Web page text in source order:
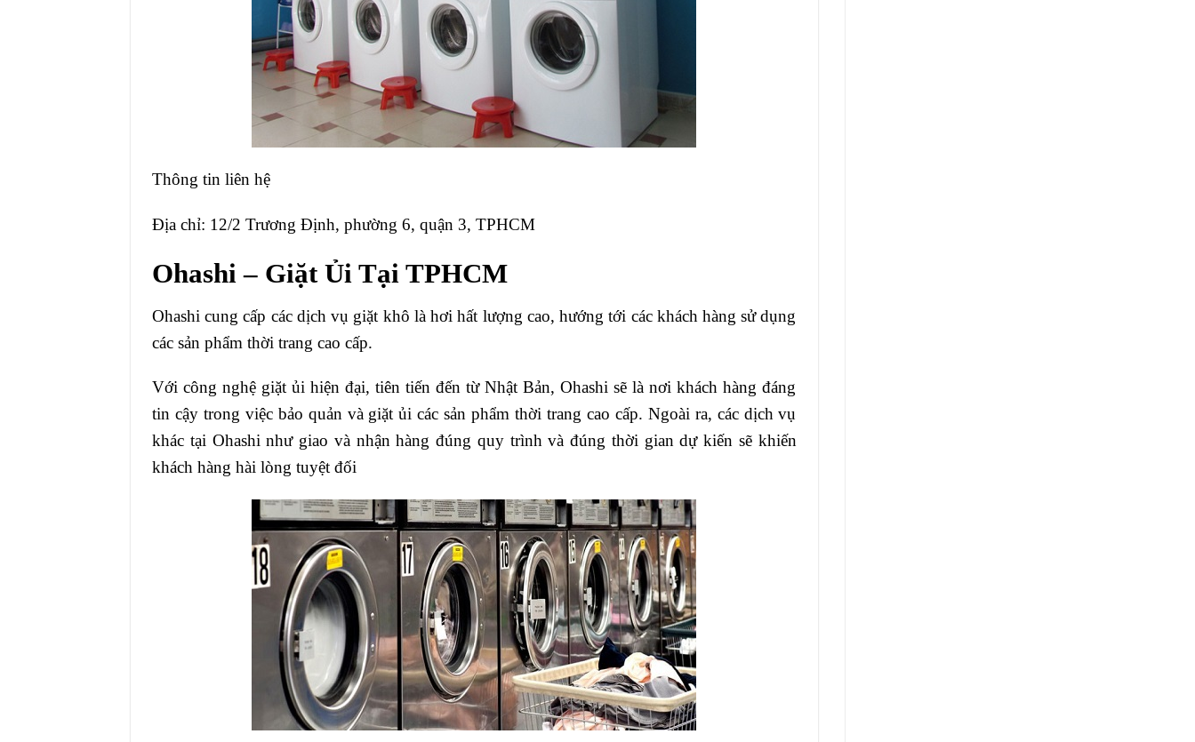
Thông tin liên hệ
Địa chỉ: 12/2 Trương Định, phường 6, quận 3, TPHCM
Ohashi – Giặt Ủi Tại TPHCM
Ohashi cung cấp các dịch vụ giặt khô là hơi hất lượng cao, hướng tới các khách hàng sử dụng
các sản phẩm thời trang cao cấp.
Với công nghệ giặt ủi hiện đại, tiên tiến đến từ Nhật Bản, Ohashi sẽ là nơi khách hàng đáng
tin cậy trong việc bảo quản và giặt ủi các sản phẩm thời trang cao cấp. Ngoài ra, các dịch vụ
khác tại Ohashi như giao và nhận hàng đúng quy trình và đúng thời gian dự kiến sẽ khiến
khách hàng hài lòng tuyệt đối